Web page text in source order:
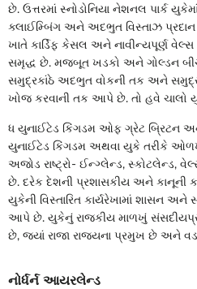
છે. ઉત્તરમાં સ્નોડોનિયા નેશનલ પાર્ક
ક્લાઈમ્બિંગ અને અદભુત વિસ્તાઝ પ્રદાન
ખાતે કાર્ડિફ કેસલ અને નાવીન્યપૂર્ણ
સમૃદ્ધ છે. મજબૂત ખડકો અને ગોલ્ડન
સમુદ્રકાંઠે અદભુત વોકની તક અને
ખોજ કરવાની તક આપે છે. તો હવે ચાલો
ધ યુનાઈટેડ કિંગડમ ઓફ ગ્રેટ બ્રિટન
યુનાઈટેડ કિંગડમ અથવા યુકે તરીકે
અજોડ રાષ્ટ્રો- ઈન્ગ્લેન્ડ, સ્કોટલેન્ડ,
છે. દરેક દેશની પ્રશાસકીય અને કાનૂની
યુકેની વિસ્તારિત કાર્યરેખામાં શાસન અને
આપે છે. યુકેનું રાજકીય માળખું
છે, જ્યાં રાજા રાજ્યના પ્રમુખ છે અને
નોર્ધર્નઆયરલેન્ડ